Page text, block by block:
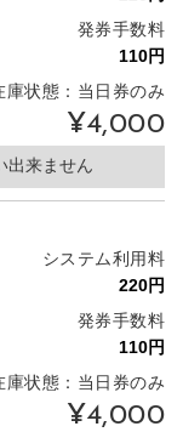
発券手数料
庫状態：当日券のみ
¥4,000
出来ません
システム利用料
発券手数料
庫状態：当日券のみ
¥4,000